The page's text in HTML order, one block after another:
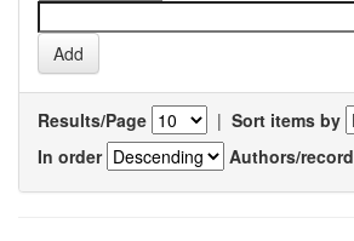
Results/Page | Sort items by
In order
Authors/record